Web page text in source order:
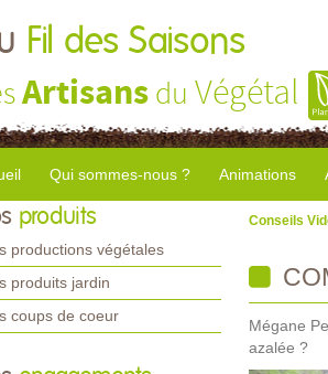
Fil des Saisons
Artisans du Végétal
Qui sommes-nous ? Animations
produits
productions végétales
produits jardin
coups de coeur
Conseils
Mégane
azalée ?